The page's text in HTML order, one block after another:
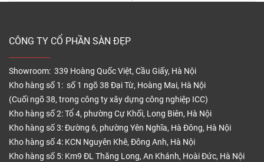
CÔNG TY CỔ PHẦN SÀN ĐẸP
Showroom: 339 Hoàng Quốc Việt, Cầu Giấy, Hà Nội
Kho hàng số 1: số 1 ngõ 38 Đại Từ, Hoàng Mai, Hà Nội
(Cuối ngõ 38, trong công ty xây dựng công nghiệp ICC)
Kho hàng số 2: Tổ 4, phường Cự Khối, Long Biên, Hà Nội
Kho hàng số 3: Đường 6, phường Yên Nghĩa, Hà Đông, Hà Nội
Kho hàng số 4: KCN Nguyên Khê, Đông Anh, Hà Nội
Kho hàng số 5: Km9 ĐL Thăng Long, An Khánh, Hoài Đức, Hà Nội